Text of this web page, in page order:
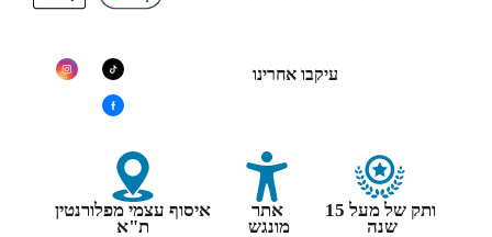
עיקבו אחרינו
ותק של מעל 15
שנה
אתר
מונגש
איסוף עצמי מפלורנטין
ת"א